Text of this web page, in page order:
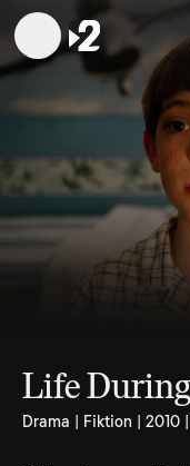
Life
Drama | Fiktion | 2010 |